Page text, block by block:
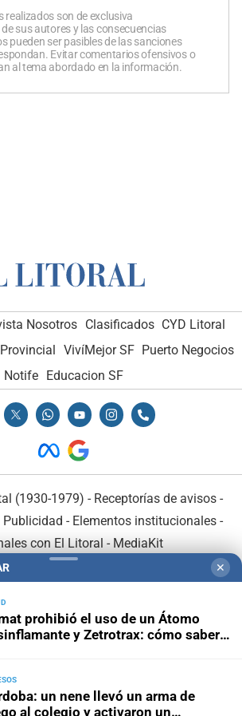
realizados son de exclusiva
sus autores y las consecuencias
pueden ser pasibles de las sanciones
Evitar comentarios ofensivos o
al tema abordado en la información.
Nosotros Clasificados CYD Litoral
VivíMejor SF Puerto Negocios
Notife
Educacion SF
(1930-1979) - Receptorías de avisos -
- Elementos institucionales-
con El Litoral - MediaKit
En Asociación con:
✕
prohibió el uso de un Átomo
y Zetrotrax: cómo saber
un nene llevó un arma de
al colegio y activaron un